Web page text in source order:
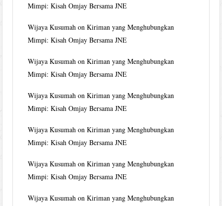
Mimpi: Kisah Omjay Bersama JNE
Wijaya Kusumah onKiriman yang Menghubungkan
Mimpi: Kisah Omjay Bersama JNE
Wijaya Kusumah onKiriman yang Menghubungkan
Mimpi: Kisah Omjay Bersama JNE
Wijaya Kusumah onKiriman yang Menghubungkan
Mimpi: Kisah Omjay Bersama JNE
Wijaya Kusumah onKiriman yang Menghubungkan
Mimpi: Kisah Omjay Bersama JNE
Wijaya Kusumah onKiriman yang Menghubungkan
Mimpi: Kisah Omjay Bersama JNE
Wijaya Kusumah onKiriman yang Menghubungkan